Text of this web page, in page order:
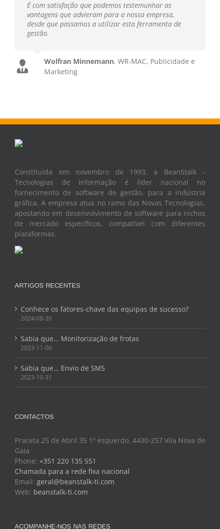
É com satisfação que podemos testemunhar as
vantagens que advieram para a nossa empresa,
desde que passamos a utilizar esta ferramenta de
gestão.
Wolfran Minnemann, WR-MAC, Publicidade e
Marketing
Constituída em novembro de 1993, a BeanStalk -
Tecnologias de Informação é líder nacional no
fornecimento de software de gestão, para a indústria
gráfica. A empresa atua no ramo das Novas Tecnologias,
apostando em desenvolvimento de software para nichos
de mercado específicos, compatível com diferentes
plataformas.
ARTIGOS RECENTES
Conhece os fatores-chave das equipas de sucesso?
2024-08-26
Sabia que… Monitorização de frotas
2023-11-06
Sabia que… Envio de SMS
2023-10-31
CONTACTOS
Praceta 25 de Abril 35 1º esquerdo, 4430-257 Vila Nova de
Gaia
Phone: +351 220 135 551
Chamada para a rede fixa nacional
Email: geral@beanstalk-ti.com
Web: beanstalk-ti.com
ACOMPANHE-NOS NAS REDES